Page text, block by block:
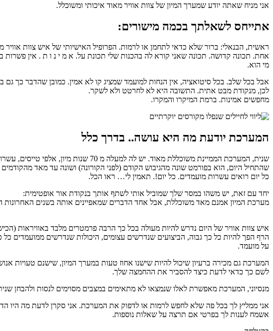
אני מניח שאתה יודע שמערך המיון של צוות אוויר מאוד איכותי ומשוכלל.
אתייחס לשאלתך בכמה מישורים:
ראשית, הבנאלי: ברור שלא כדאי לתחמן או לרמות. הפרופיל האישיותי של איש צוות
אחת. תכונה קדושה. תכונה שאני קורא לה בהכנות שלי תכונת על. א מ י נ ו ת . אין פשרות
מי הוא.
אבל בכל שלב. בכל סיטואציה, אין הנחות למועמד שמציג קו לא אמין. כמובן שהדבר כך
לכן, מנקודת מבט אתית. התשובה היא לא לחרטט ולא לשקר.
מחפשים אמינות. ברמת המיקרו והמקרו.
המערכת יודעת מה היא עושה.. בדרך כלל
שנית, המערכת הממיינת משוכללת מאוד.
שהתחיל היום, הוא בפורמט שונה מהגיבוש הקודם (לפני הקורונה) ושונה עד מאד
כל יום רואים עשרות מועמדים. כל יום!. תאמין לי… ראו הכל.
יחד עם זאת, יש משהו במסר שלך שמוביל אותי לשתף אותך בנקודת אור אופטימית:
מערכת המיון אמנם מאד משוכללת, אבל אחד הדברים שמאפיינים אותה בשנים
איש צוות אוויר של היום נדרש להיות מעולה בכל כך הרבה פרמטרים מלבד באוויראות
הרף הפך להיות כל כך גבוה, הביצועים שנדרשים עצומים, היכולות שנדרשים ממועמדים
על מועמד.
המערכת גם מכירה ברעיון שיכול להיות שישנו אחוז טעות במערך המיון, שישנם טעויות
לשם כך כדאי לדעת כיצד להסביר את ההחמצה שלך.
מנסיוני, המערכת מאפשרת לאלו שנמצאו לא מתאימים במצבים מסוימים לנסות ולהבחן
אני ממליץ לך בכל פה שלא לחפש לרמות או לדפוק את המערכת. אני סקרן לדעת מה היו
אשמח לענות לך בפרטי אם תרצה על שאלות נוספות.